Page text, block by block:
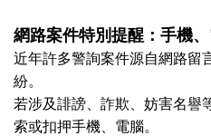
網路案件特別提醒：手機
近年許多警詢案件源自網路留
紛。
若涉及誹謗、詐欺、妨害名譽
索或扣押手機、電腦。